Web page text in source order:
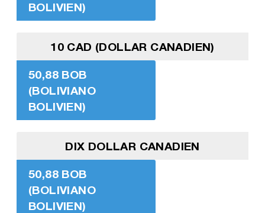
BOLIVIEN)
10 CAD (DOLLAR CANADIEN)
50,88 BOB
(BOLIVIANO
BOLIVIEN)
DIX DOLLAR CANADIEN
50,88 BOB
(BOLIVIANO
BOLIVIEN)